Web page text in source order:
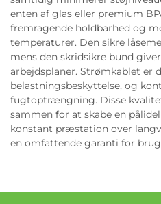
enten af glas eller premium
fremragende holdbarhed og
temperaturer. Den sikre
mens den skridsikre bund
arbejdsplaner. Strømkablet er
belastningsbeskyttelse, og
fugtoptrængning. Disse
sammen for at skabe en
konstant præstation over
en omfattende garanti for